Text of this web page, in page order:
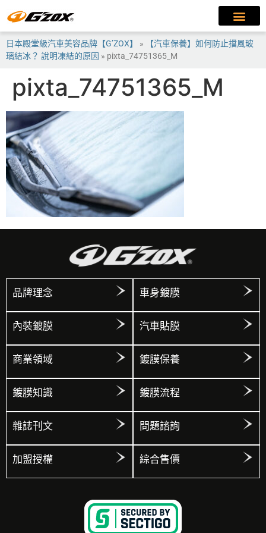
日本殿堂級汽車美容品牌【G’ZOX】 »
【汽車保養】如何防止擋風玻
璃結冰？ 說明凍結的原因 » pixta_74751365_M
pixta_74751365_M
品牌理念 車身鍍膜
內裝鍍膜 汽車貼膜
商業領域 鍍膜保養
鍍膜知識 鍍膜流程
雜誌刊文 問題諮詢
加盟授權 綜合售價